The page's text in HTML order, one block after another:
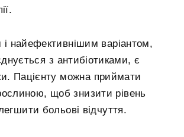
найефективнішим варіантом,
з антибіотиками, є
Пацієнту можна приймати
щоб знизити рівень
больові відчуття.